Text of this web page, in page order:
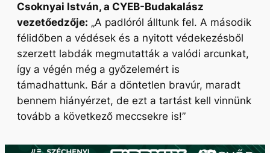
Csoknyai István, a CYEB-Budakalász
vezetőedzője: „A padlóról álltunk fel. A második
félidőben a védések és a nyitott védekezésből
szerzett labdák megmutatták a valódi arcunkat,
így a végén még a győzelemért is
támadhattunk. Bár a döntetlen bravúr, maradt
bennem hiányérzet, de ezt a tartást kell vinnünk
tovább a következő meccsekre is!”